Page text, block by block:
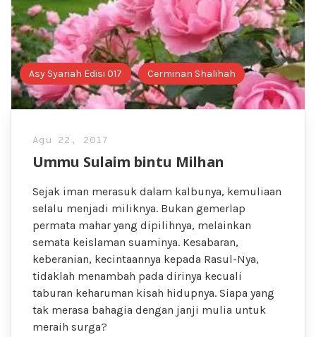
Asy Syariah Edisi 017 Cerminan Shalihah
Agu 22, 2017
Ummu Sulaim bintu Milhan
Sejak iman merasuk dalam kalbunya, kemuliaan
selalu menjadi miliknya. Bukan gemerlap
permata mahar yang dipilihnya, melainkan
semata keislaman suaminya. Kesabaran,
keberanian, kecintaannya kepada Rasul-Nya,
tidaklah menambah pada dirinya kecuali
taburan keharuman kisah hidupnya. Siapa yang
tak merasa bahagia dengan janji mulia untuk
meraih surga?